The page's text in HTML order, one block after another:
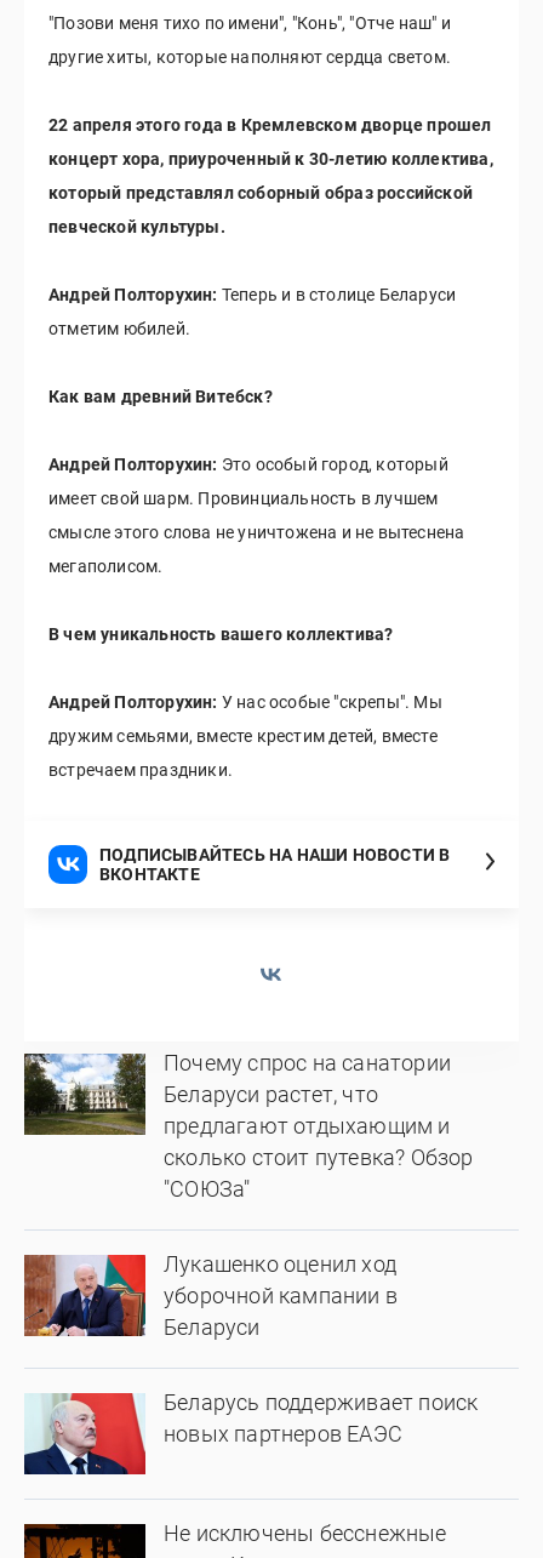
"Позови меня тихо по имени", "Конь", "Отче наш" и
другие хиты, которые наполняют сердца светом.
22 апреля этого года в Кремлевском дворце прошел
концерт хора, приуроченный к 30-летию коллектива,
который представлял соборный образ российской
певческой культуры.
Андрей Полторухин: Теперь и в столице Беларуси
отметим юбилей.
Как вам древний Витебск?
Андрей Полторухин: Это особый город, который
имеет свой шарм. Провинциальность в лучшем
смысле этого слова не уничтожена и не вытеснена
мегаполисом.
В чем уникальность вашего коллектива?
Андрей Полторухин: У нас особые "скрепы". Мы
дружим семьями, вместе крестим детей, вместе
встречаем праздники.
ПОДПИСЫВАЙТЕСЬ НА НАШИ НОВОСТИ В
ВКОНТАКТЕ
Почему спрос на санатории
Беларуси растет, что
предлагают отдыхающим и
сколько стоит путевка? Обзор
"СОЮЗа"
Лукашенко оценил ход
уборочной кампании в
Беларуси
Беларусь поддерживает поиск
новых партнеров ЕАЭС
Не исключены бесснежные